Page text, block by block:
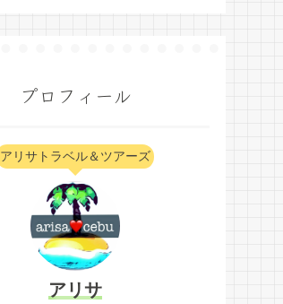
プロフィール
アリサトラベル＆ツアーズ
アリサ